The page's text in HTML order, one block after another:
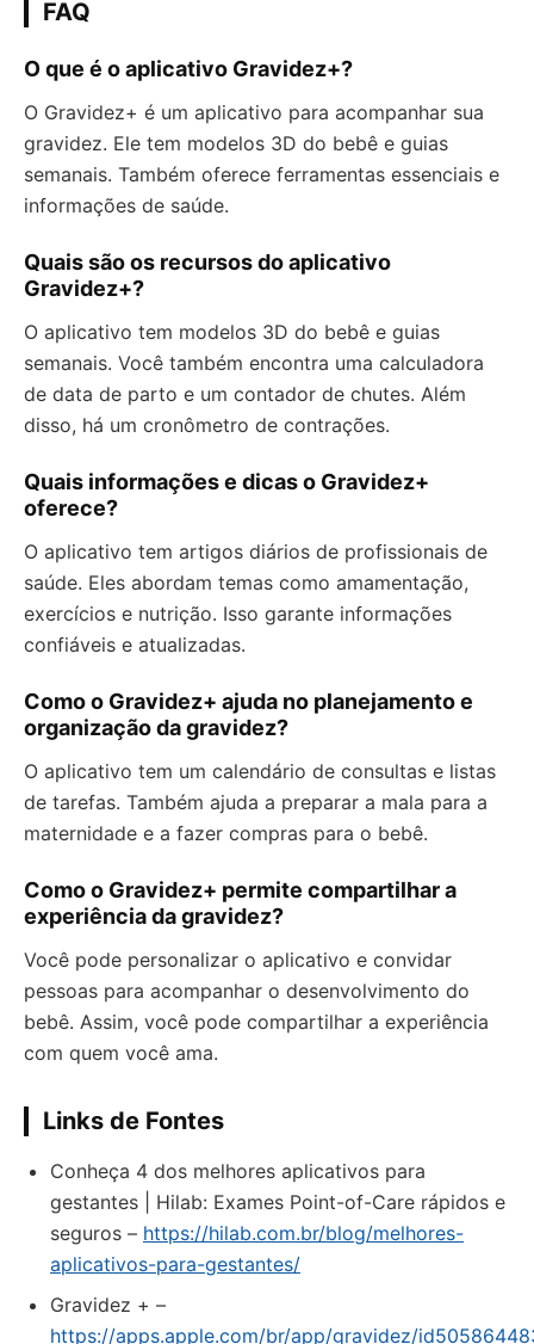
FAQ
O que é o aplicativo Gravidez+?
O Gravidez+ é um aplicativo para acompanhar sua
gravidez. Ele tem modelos 3D do bebê e guias
semanais. Também oferece ferramentas essenciais e
informações de saúde.
Quais são os recursos do aplicativo
Gravidez+?
O aplicativo tem modelos 3D do bebê e guias
semanais. Você também encontra uma calculadora
de data de parto e um contador de chutes. Além
disso, há um cronômetro de contrações.
Quais informações e dicas o Gravidez+
oferece?
O aplicativo tem artigos diários de profissionais de
saúde. Eles abordam temas como amamentação,
exercícios e nutrição. Isso garante informações
confiáveis e atualizadas.
Como o Gravidez+ ajuda no planejamento e
organização da gravidez?
O aplicativo tem um calendário de consultas e listas
de tarefas. Também ajuda a preparar a mala para a
maternidade e a fazer compras para o bebê.
Como o Gravidez+ permite compartilhar a
experiência da gravidez?
Você pode personalizar o aplicativo e convidar
pessoas para acompanhar o desenvolvimento do
bebê. Assim, você pode compartilhar a experiência
com quem você ama.
Links de Fontes
Conheça 4 dos melhores aplicativos para
gestantes | Hilab: Exames Point-of-Care rápidos e
seguros – https://hilab.com.br/blog/melhores-
aplicativos-para-gestantes/
‎Gravidez + –
https://apps.apple.com/br/app/gravidez/